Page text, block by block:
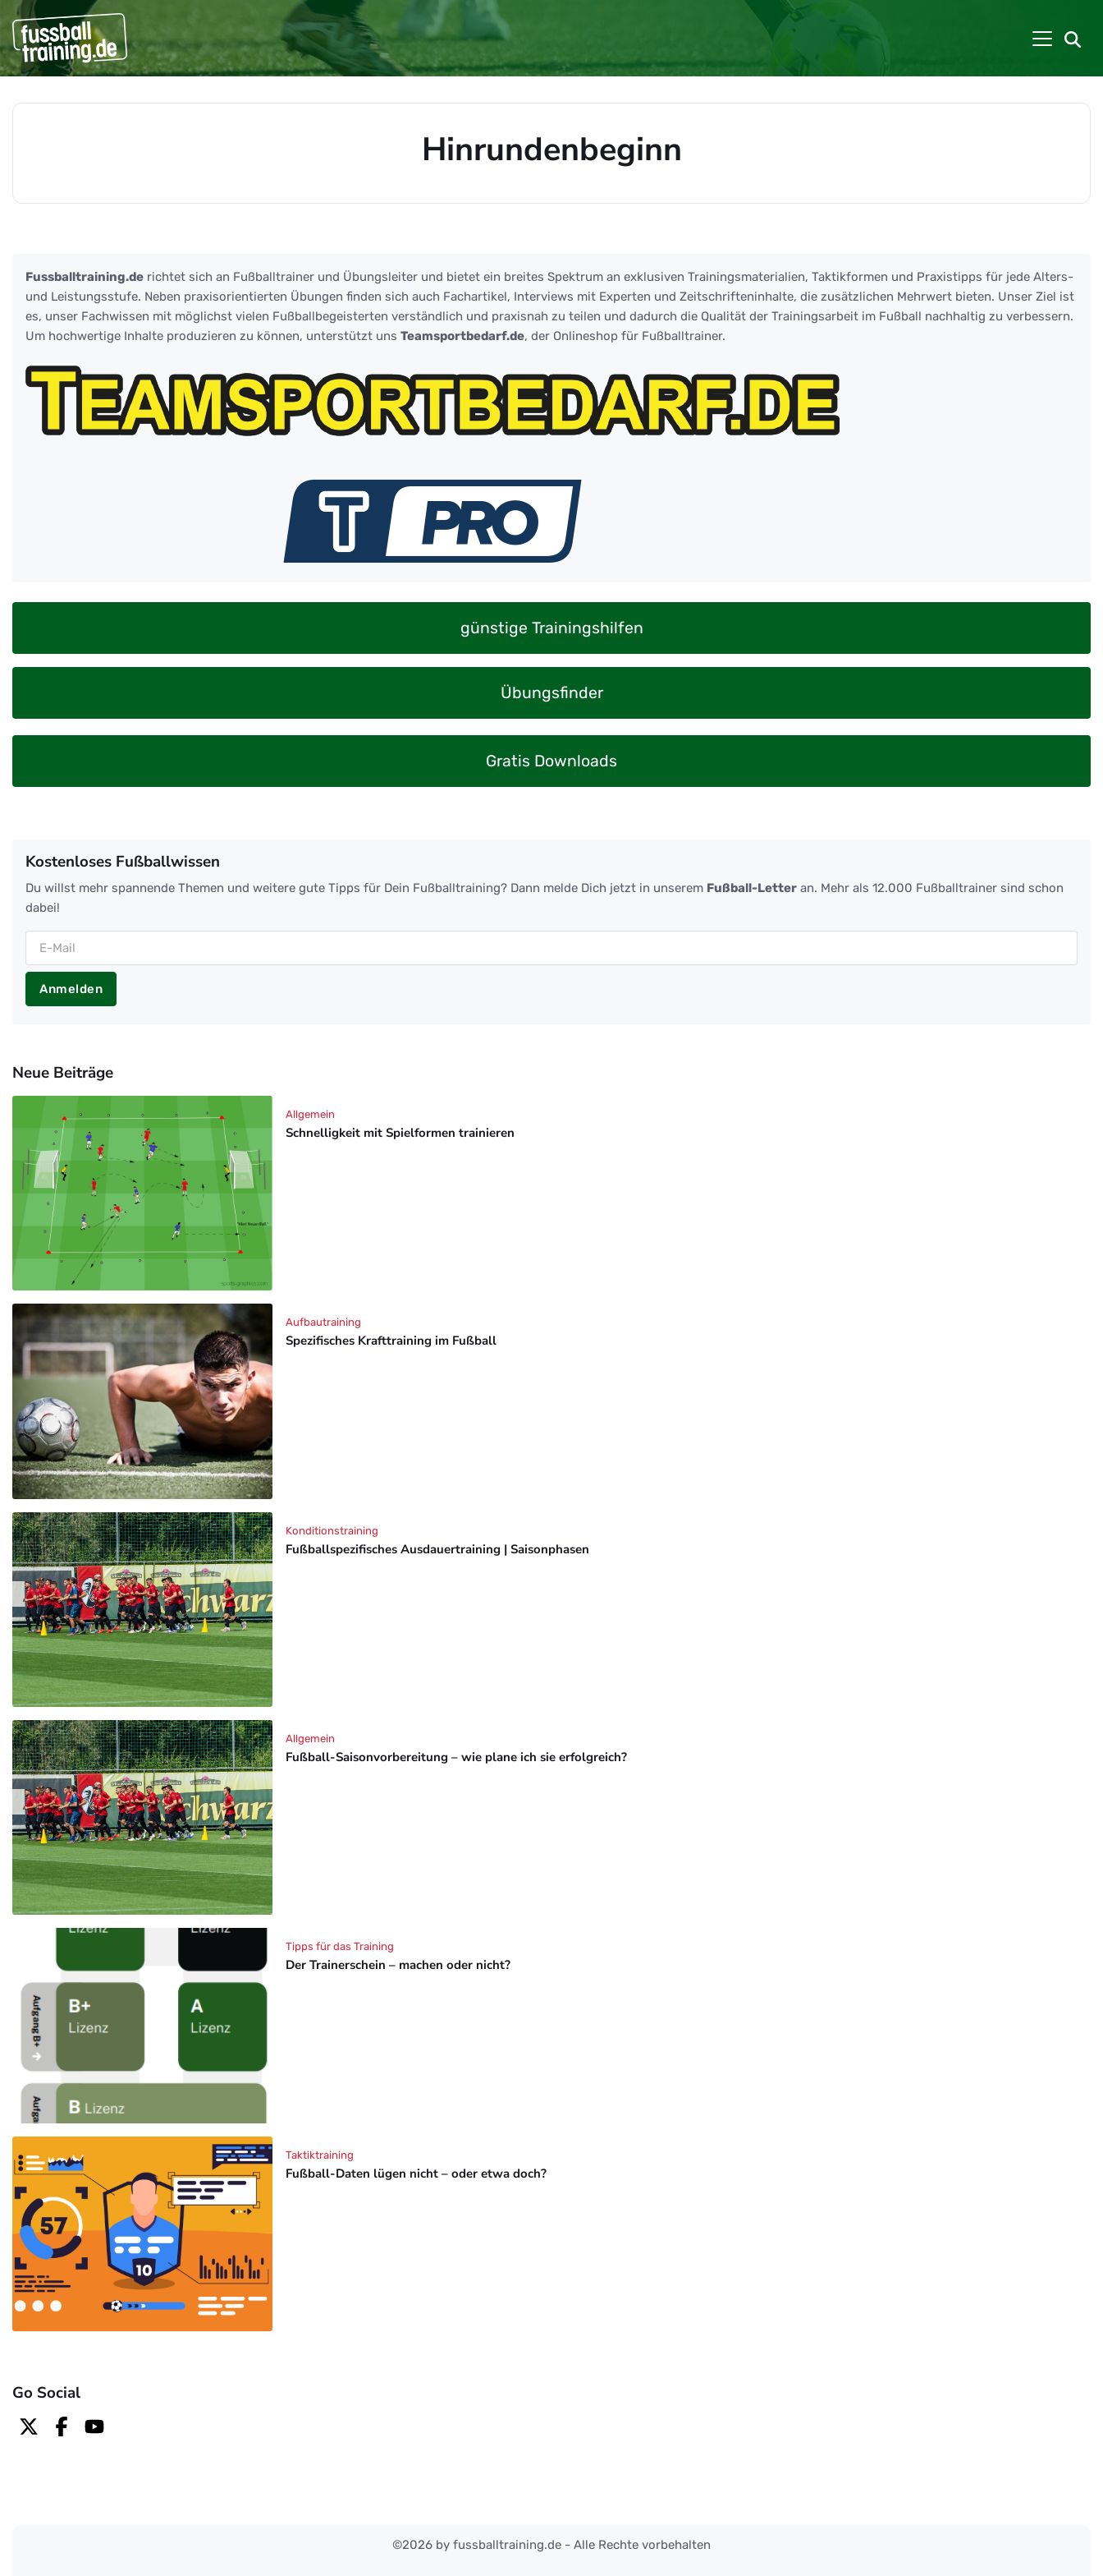
Hinrundenbeginn
Fussballtraining.de richtet sich an Fußballtrainer und Übungsleiter und bietet ein breites Spektrum an exklusiven Trainingsmaterialien, Taktikformen und Praxistipps für jede Alters-
und Leistungsstufe. Neben praxisorientierten Übungen finden sich auch Fachartikel, Interviews mit Experten und Zeitschrifteninhalte, die zusätzlichen Mehrwert bieten. Unser Ziel ist
es, unser Fachwissen mit möglichst vielen Fußballbegeisterten verständlich und praxisnah zu teilen und dadurch die Qualität der Trainingsarbeit im Fußball nachhaltig zu verbessern.
Um hochwertige Inhalte produzieren zu können, unterstützt uns Teamsportbedarf.de, der Onlineshop für Fußballtrainer.
günstige Trainingshilfen
Übungsfinder
Gratis Downloads
Kostenloses Fußballwissen
Du willst mehr spannende Themen und weitere gute Tipps für Dein Fußballtraining? Dann melde Dich jetzt in unserem Fußball-Letter an. Mehr als 12.000 Fußballtrainer sind schon
dabei!
Anmelden
Neue Beiträge
Schnelligkeit mit Spielformen trainieren
Allgemein
Spezifisches Krafttraining im Fußball
Aufbautraining
Fußballspezifisches Ausdauertraining | Saisonphasen
Konditionstraining
Fußball-Saisonvorbereitung – wie plane ich sie erfolgreich?
Allgemein
Der Trainerschein – machen oder nicht?
Tipps für das Training
Fußball-Daten lügen nicht – oder etwa doch?
Taktiktraining
Go Social
©2026 by fussballtraining.de - Alle Rechte vorbehalten